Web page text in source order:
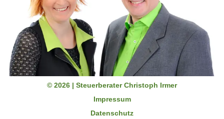
© 2026 | Steuerberater Christoph Irmer
Impressum
Datenschutz